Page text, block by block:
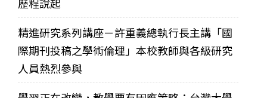
精進研究系列講座－許重義總執行長主講「國
際期刊投稿之學術倫理」本校教師與各級研究
人員熱烈參與